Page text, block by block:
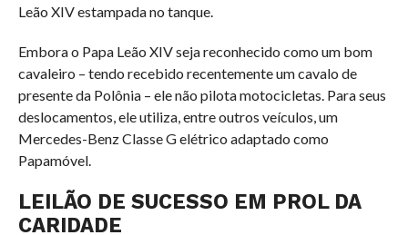
Leão XIV estampada no tanque.
Embora o Papa Leão XIV seja reconhecido como um bom
cavaleiro – tendo recebido recentemente um cavalo de
presente da Polônia – ele não pilota motocicletas. Para seus
deslocamentos, ele utiliza, entre outros veículos, um
Mercedes-Benz Classe G elétrico adaptado como
Papamóvel.
LEILÃO DE SUCESSO EM PROL DA
CARIDADE